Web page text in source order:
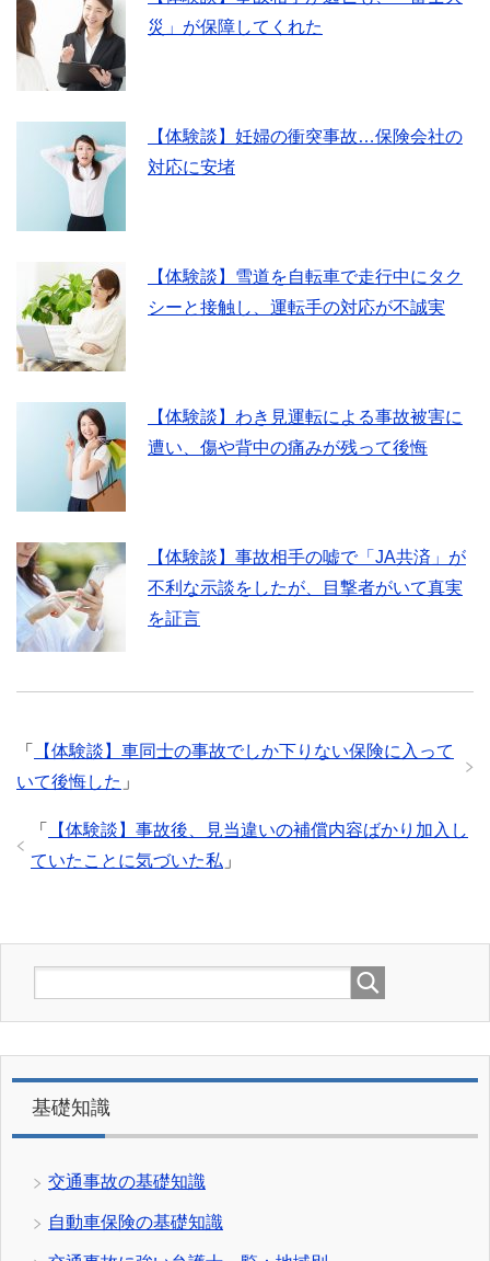
災」が保障してくれた
【体験談】妊婦の衝突事故…保険会社の
対応に安堵
【体験談】雪道を自転車で走行中にタク
シーと接触し、運転手の対応が不誠実
【体験談】わき見運転による事故被害に
遭い、傷や背中の痛みが残って後悔
【体験談】事故相手の嘘で「JA共済」が
不利な示談をしたが、目撃者がいて真実
を証言
「
【体験談】車同士の事故でしか下りない保険に入って
いて後悔した 」
「
【体験談】事故後、見当違いの補償内容ばかり加入し
ていたことに気づいた私 」
基礎知識
交通事故の基礎知識
自動車保険の基礎知識